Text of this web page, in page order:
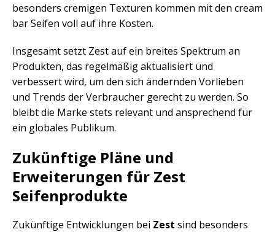
besonders cremigen Texturen kommen mit den cream
bar Seifen voll auf ihre Kosten.
Insgesamt setzt Zest auf ein breites Spektrum an
Produkten, das regelmäßig aktualisiert und
verbessert wird, um den sich ändernden Vorlieben
und Trends der Verbraucher gerecht zu werden. So
bleibt die Marke stets relevant und ansprechend für
ein globales Publikum.
Zukünftige Pläne und
Erweiterungen für Zest
Seifenprodukte
Zukünftige Entwicklungen bei Zest sind besonders